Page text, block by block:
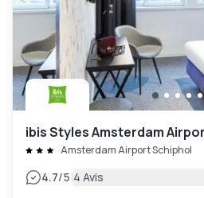
ibis Styles Amsterdam
Amsterdam Airport Schiphol
4.7/5|4 Avis